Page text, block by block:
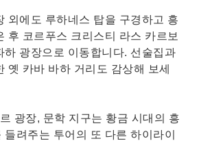
외에도 루하네스 탑을 구경하고 흥
후 코르푸스 크리스티 라스 카르보
하 광장으로 이동합니다. 선술집과
옛 카바 바하 거리도 감상해 보세
광장, 문학 지구는 황금 시대의 흥
려주는 투어의 또 다른 하이라이